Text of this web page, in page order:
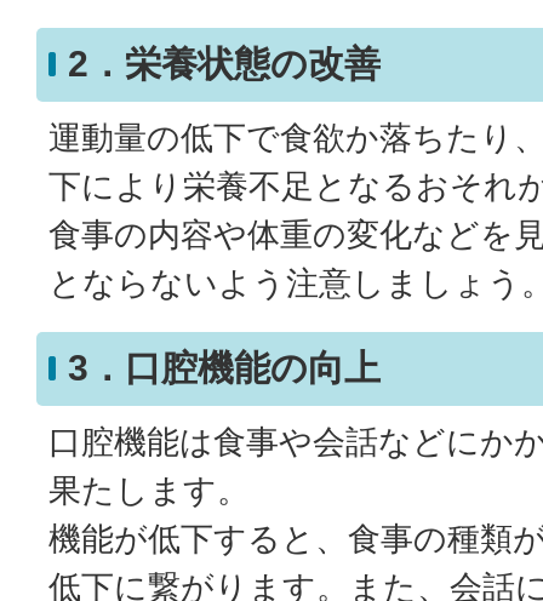
2．栄養状態の改善
運動量の低下で食欲か落ちたり
下により栄養不足となるおそれ
食事の内容や体重の変化などを
とならないよう注意しましょう
3．口腔機能の向上
口腔機能は食事や会話などにか
果たします。
機能が低下すると、食事の種類
低下に繋がります。また、会話